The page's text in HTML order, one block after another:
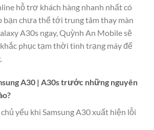
hỗ trợ khách hàng nhanh nhất có
chưa thể tới trung tâm thay màn
A30s ngay, Quỳnh An Mobile sẽ
phục tạm thời tình trạng máy để
A30 | A30s trước những nguyên
yếu khi Samsung A30 xuất hiện lỗi